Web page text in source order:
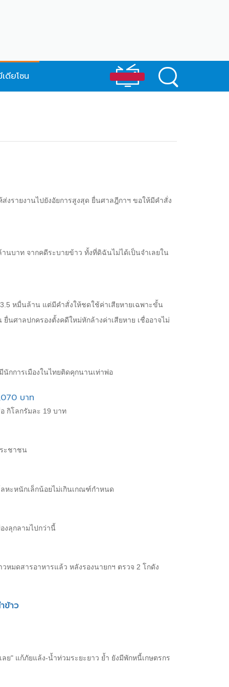
เดียโซน
รายงานไปยังอัยการสูงสุด ยื่นศาลฎีกาฯ ขอให้มีคำสั่ง
บาท จากคดีระบายข้าว ทั้งที่ดิฉันไม่ได้เป็นจำเลยใน
หมื่นล้าน แต่มีคำสั่งให้ชดใช้ค่าเสียหายเฉพาะขั้น
ศาลปกครองตั้งคดีใหม่หักล้างค่าเสียหาย เชื่ออาจไม่
กการเมืองในไทย​ติดคุกนานเท่าพ่อ
บาท
กิโลกรัมละ 19 บาท
ะชาชน
หะหนักเล็กน้อยไม่เกินเกณฑ์กำหนด
งลุกลามไปกว่านี้
หมดสารอาหารแล้ว หลังรองนายกฯ ตรวจ 2 โกดัง
ข้าว
ย" แก้ภัยแล้ง-น้ำท่วมระยะยาว ย้ำ ยังมีพักหนี้เกษตรกร